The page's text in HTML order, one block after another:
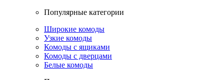
Популярные категории
Широкие комоды
Узкие комоды
Комоды с ящиками
Комоды с дверцами
Белые комоды